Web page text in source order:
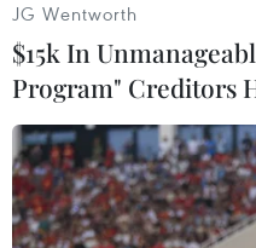
Để di sản ướp trà sen
Quảng An luôn song hành
JG Wentworth
$15k In
Program" Creditors